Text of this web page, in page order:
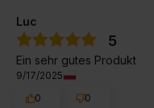
Luc
5
Ein sehr gutes Produkt
9/17/2025
0
0